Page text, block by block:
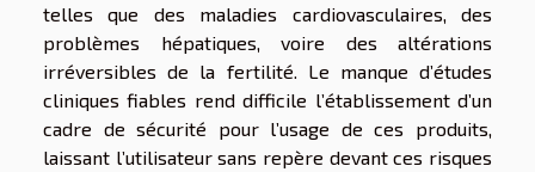
telles que des maladies cardiovasculaires, des
problèmes hépatiques, voire des altérations
irréversibles de la fertilité. Le manque d’études
cliniques fiables rend difficile l’établissement d’un
cadre de sécurité pour l’usage de ces produits,
laissant l’utilisateur sans repère devant ces risques